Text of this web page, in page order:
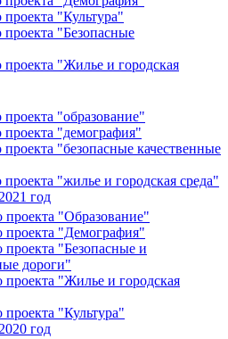
"Культура"
проекта "Безопасные
проекта "Жилье и городская
"образование"
проекта "демография"
"безопасные качественные
"жилье и городская среда"
год
проекта "Образование"
проекта "Демография"
проекта "Безопасные и
дороги"
проекта "Жилье и городская
проекта "Культура"
год